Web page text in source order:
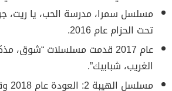
مسلسل سمرا، مدرسة الحب، يا ريت،
تحت الحزام عام 2016.
عام 2017 قدمت مسلسلات
الغريب، شبابيك”.
مسلسل الهيبة 2: العودة عام 2018 وقامت فيه بدور ناهد.